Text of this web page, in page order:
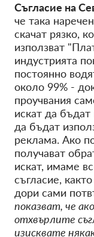
Съгласие на
че така
скачат рязко,
използват
индустрията
постоянно
около 99% -
проучвания
искат да
да бъдат
реклама. Ако
получават
искат, имаме
съгласие,
дори сами
показват, че
отхвърлите
изисквате